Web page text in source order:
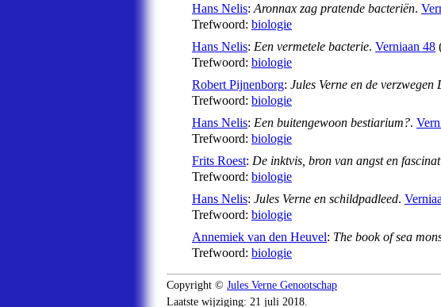
Hans Nelis: Aronnax zag pratende bacteriën.
Trefwoord: biologie
Hans Nelis: Een vermetele bacterie. Verniaan 48
Trefwoord: biologie
Robert Pijnenborg: Jules Verne en de verzwegen
Trefwoord: biologie
Hans Nelis: Een buitengewoon bestiarium?.
Trefwoord: biologie
Frits Roest: De inktvis, bron van angst en
Trefwoord: biologie
Hans Nelis: Jules Verne en schildpadleed.
Trefwoord: biologie
Annemiek van den Heuvel: The book of sea
Trefwoord: biologie
Copyright © Jules Verne Genootschap
Laatste wijziging: 21 juli 2018.